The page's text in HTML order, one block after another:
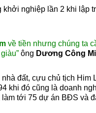
nghiệp lần 2 khi lập
về tiền nhưng chúng ta
ông Dương Công
đất, cựu chủ tịch
khi đó cũng là doanh
tới 75 dự án BĐS và